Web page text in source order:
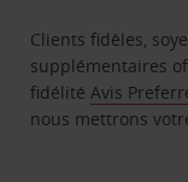
Clients fidèles,
supplémentaires
fidélitéAvis
nous mettrons